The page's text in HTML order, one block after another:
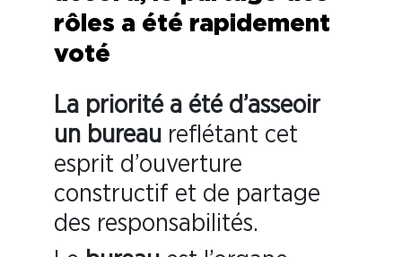
rôles a été rapidement
voté
La priorité a été d’asseoir
un bureau reflétant cet
esprit d’ouverture
constructif et de partage
des responsabilités.